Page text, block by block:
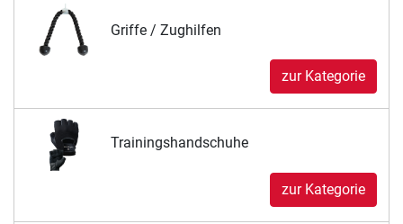
Griffe / Zughilfen
zur Kategorie
Trainingshandschuhe
zur Kategorie